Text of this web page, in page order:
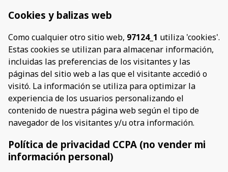
Cookies y balizas web
Como cualquier otro sitio web, 97124_1 utiliza 'cookies'.
Estas cookies se utilizan para almacenar información,
incluidas las preferencias de los visitantes y las
páginas del sitio web a las que el visitante accedió o
visitó. La información se utiliza para optimizar la
experiencia de los usuarios personalizando el
contenido de nuestra página web según el tipo de
navegador de los visitantes y/u otra información.
Política de privacidad CCPA (no vender mi
información personal)